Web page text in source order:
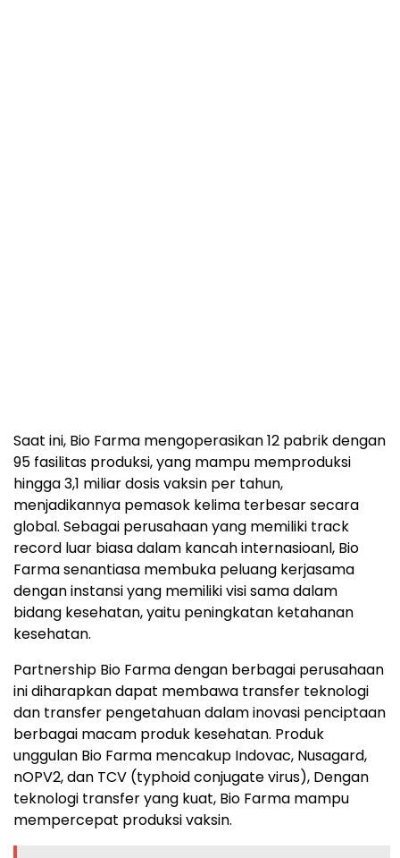
Saat ini, Bio Farma mengoperasikan 12 pabrik dengan
95 fasilitas produksi, yang mampu memproduksi
hingga 3,1 miliar dosis vaksin per tahun,
menjadikannya pemasok kelima terbesar secara
global. Sebagai perusahaan yang memiliki track
record luar biasa dalam kancah internasioanl, Bio
Farma senantiasa membuka peluang kerjasama
dengan instansi yang memiliki visi sama dalam
bidang kesehatan, yaitu peningkatan ketahanan
kesehatan.
Partnership Bio Farma dengan berbagai perusahaan
ini diharapkan dapat membawa transfer teknologi
dan transfer pengetahuan dalam inovasi penciptaan
berbagai macam produk kesehatan. Produk
unggulan Bio Farma mencakup Indovac, Nusagard,
nOPV2, dan TCV (typhoid conjugate virus), Dengan
teknologi transfer yang kuat, Bio Farma mampu
mempercepat produksi vaksin.